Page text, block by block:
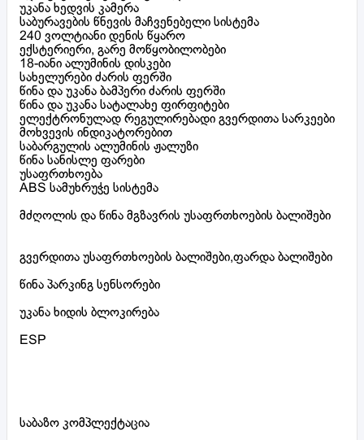
უკანა ხედვის კამერა
საბურავების წნევის მაჩვენებელი სისტემა
240 ვოლტიანი დენის წყარო
ექსტერიერი, გარე მოწყობილობები
18-იანი ალუმინის დისკები
სახელურები ძარის ფერში
წინა და უკანა ბამპერი ძარის ფერში
წინა და უკანა სატალახე ფირფიტები
ელექტრონულად რეგულირებადი გვერდითა სარკეები
მოხვევის ინდიკატორებით
საბარგულის ალუმინის ჟალუზი
წინა სანისლე ფარები
უსაფრთხოება
ABS სამუხრუჭე სისტემა
მძღოლის და წინა მგზავრის უსაფრთხოების ბალიშები
გვერდითა უსაფრთხოების ბალიშები,ფარდა ბალიშები
წინა პარკინგ სენსორები
უკანა ხიდის ბლოკირება
ESP
საბაზო კომპლექტაცია